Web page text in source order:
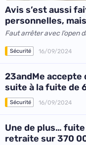
Avis s’est aussi
personnelles,
Faut arrêter avec l’open
Sécurité 16/09/2024
23andMe accepte
suite à la fuite de
Sécurité 16/09/2024
Une de plus… fuite
retraite sur 370